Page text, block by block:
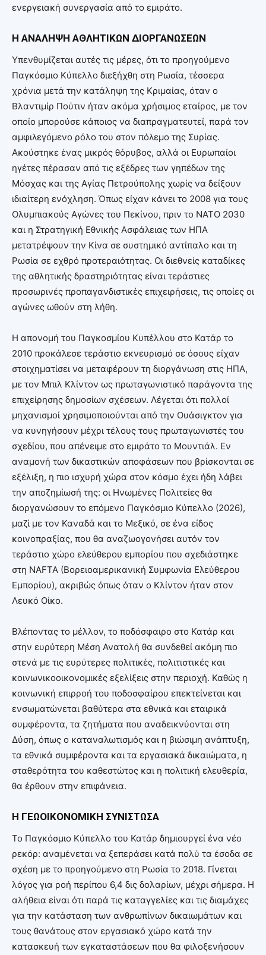
ενεργειακή συνεργασία από το εμιράτο.
Η ΑΝΑΛΗΨΗ ΑΘΛΗΤΙΚΩΝ ΔΙΟΡΓΑΝΩΣΕΩΝ
Υπενθυμίζεται αυτές τις μέρες, ότι το προηγούμενο
Παγκόσμιο Κύπελλο διεξήχθη στη Ρωσία, τέσσερα
χρόνια μετά την κατάληψη της Κριμαίας, όταν ο
Βλαντιμίρ Πούτιν ήταν ακόμα χρήσιμος εταίρος, με τον
οποίο μπορούσε κάποιος να διαπραγματευτεί, παρά τον
αμφιλεγόμενο ρόλο του στον πόλεμο της Συρίας.
Ακούστηκε ένας μικρός θόρυβος, αλλά οι Ευρωπαίοι
ηγέτες πέρασαν από τις εξέδρες των γηπέδων της
Μόσχας και της Αγίας Πετρούπολης χωρίς να δείξουν
ιδιαίτερη ενόχληση. Όπως είχαν κάνει τo 2008 για τους
Ολυμπιακούς Αγώνες του Πεκίνου, πριν το ΝΑΤΟ 2030
και η Στρατηγική Εθνικής Ασφάλειας των ΗΠΑ
μετατρέψουν την Κίνα σε συστημικό αντίπαλο και τη
Ρωσία σε εχθρό προτεραιότητας. Οι διεθνείς καταδίκες
της αθλητικής δραστηριότητας είναι τεράστιες
προσωρινές προπαγανδιστικές επιχειρήσεις, τις οποίες οι
αγώνες ωθούν στη λήθη.
Η απονομή του Παγκοσμίου Κυπέλλου στο Κατάρ το
2010 προκάλεσε τεράστιο εκνευρισμό σε όσους είχαν
στοιχηματίσει να μεταφέρουν τη διοργάνωση στις ΗΠΑ,
με τον Μπιλ Κλίντον ως πρωταγωνιστικό παράγοντα της
επιχείρησης δημοσίων σχέσεων. Λέγεται ότι πολλοί
μηχανισμοί χρησιμοποιούνται από την Ουάσιγκτον για
να κυνηγήσουν μέχρι τέλους τους πρωταγωνιστές του
σχεδίου, που απένειμε στο εμιράτο το Μουντιάλ. Εν
αναμονή των δικαστικών αποφάσεων που βρίσκονται σε
εξέλιξη, η πιο ισχυρή χώρα στον κόσμο έχει ήδη λάβει
την αποζημίωσή της: οι Ηνωμένες Πολιτείες θα
διοργανώσουν το επόμενο Παγκόσμιο Κύπελλο (2026),
μαζί με τον Καναδά και το Μεξικό, σε ένα είδος
κοινοπραξίας, που θα αναζωογονήσει αυτόν τον
τεράστιο χώρο ελεύθερου εμπορίου που σχεδιάστηκε
στη NAFTA (Βορειοαμερικανική Συμφωνία Ελεύθερου
Εμπορίου), ακριβώς όπως όταν ο Κλίντον ήταν στον
Λευκό Οίκο.
Βλέποντας το μέλλον, το ποδόσφαιρο στο Κατάρ και
στην ευρύτερη Μέση Ανατολή θα συνδεθεί ακόμη πιο
στενά με τις ευρύτερες πολιτικές, πολιτιστικές και
κοινωνικοοικονομικές εξελίξεις στην περιοχή. Καθώς η
κοινωνική επιρροή του ποδοσφαίρου επεκτείνεται και
ενσωματώνεται βαθύτερα στα εθνικά και εταιρικά
συμφέροντα, τα ζητήματα που αναδεικνύονται στη
Δύση, όπως ο καταναλωτισμός και η βιώσιμη ανάπτυξη,
τα εθνικά συμφέροντα και τα εργασιακά δικαιώματα, η
σταθερότητα του καθεστώτος και η πολιτική ελευθερία,
θα έρθουν στην επιφάνεια.
Η ΓΕΩΟΙΚΟΝΟΜΙΚΗ ΣΥΝΙΣΤΩΣΑ
Το Παγκόσμιο Κύπελλο του Κατάρ δημιουργεί ένα νέο
ρεκόρ: αναμένεται να ξεπεράσει κατά πολύ τα έσοδα σε
σχέση με το προηγούμενο στη Ρωσία το 2018. Γίνεται
λόγος για ροή περίπου 6,4 δις δολαρίων, μέχρι σήμερα. Η
αλήθεια είναι ότι παρά τις καταγγελίες και τις διαμάχες
για την κατάσταση των ανθρωπίνων δικαιωμάτων και
τους θανάτους στον εργασιακό χώρο κατά την
κατασκευή των εγκαταστάσεων που θα φιλοξενήσουν